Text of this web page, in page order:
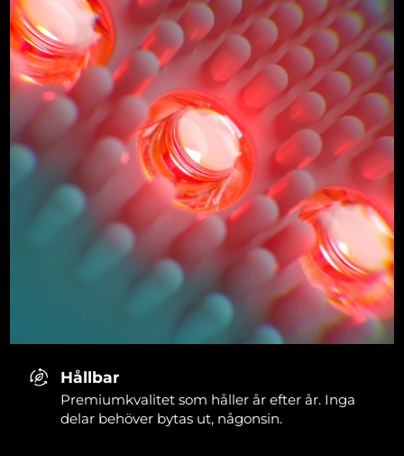
Hållbar
Premiumkvalitet som håller år efter år. Inga
delar behöver bytas ut, någonsin.